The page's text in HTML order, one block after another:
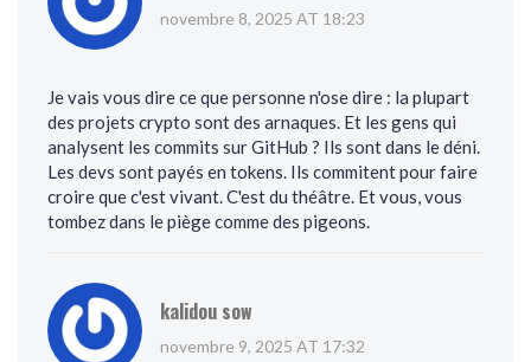
novembre 8, 2025 AT 18:23
Je vais vous dire ce que personne n'ose dire : la plupart
des projets crypto sont des arnaques. Et les gens qui
analysent les commits sur GitHub ? Ils sont dans le déni.
Les devs sont payés en tokens. Ils commitent pour faire
croire que c'est vivant. C'est du théâtre. Et vous, vous
tombez dans le piège comme des pigeons.
kalidou sow
novembre 9, 2025 AT 17:32